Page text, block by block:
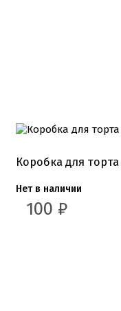
Коробка для
Нет в наличии
100 ₽